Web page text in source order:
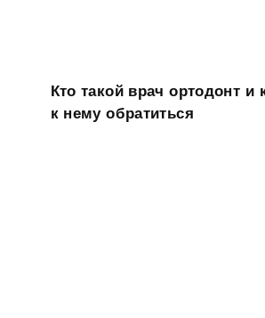
Кто такой врач ортодонт и
к нему обратиться